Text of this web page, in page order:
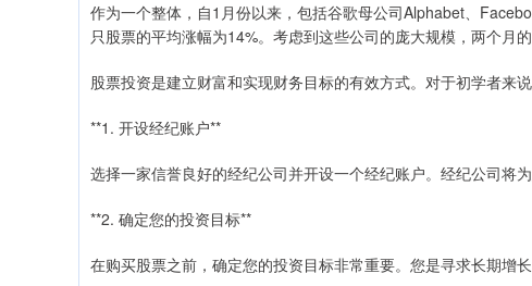
作为一个整体，自1月份以来，包括谷歌母公司Alphabet、
只股票的平均涨幅为14%。考虑到这些公司的庞大规模，两个月
股票投资是建立财富和实现财务目标的有效方式。对于初学者来
**1. 开设经纪账户**
选择一家信誉良好的经纪公司并开设一个经纪账户。经纪公司将
**2. 确定您的投资目标**
在购买股票之前，确定您的投资目标非常重要。您是寻求长期增